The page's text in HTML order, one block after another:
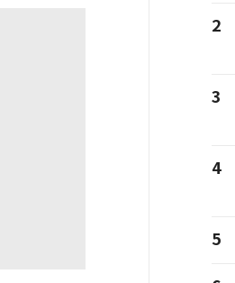
2
3
4
5